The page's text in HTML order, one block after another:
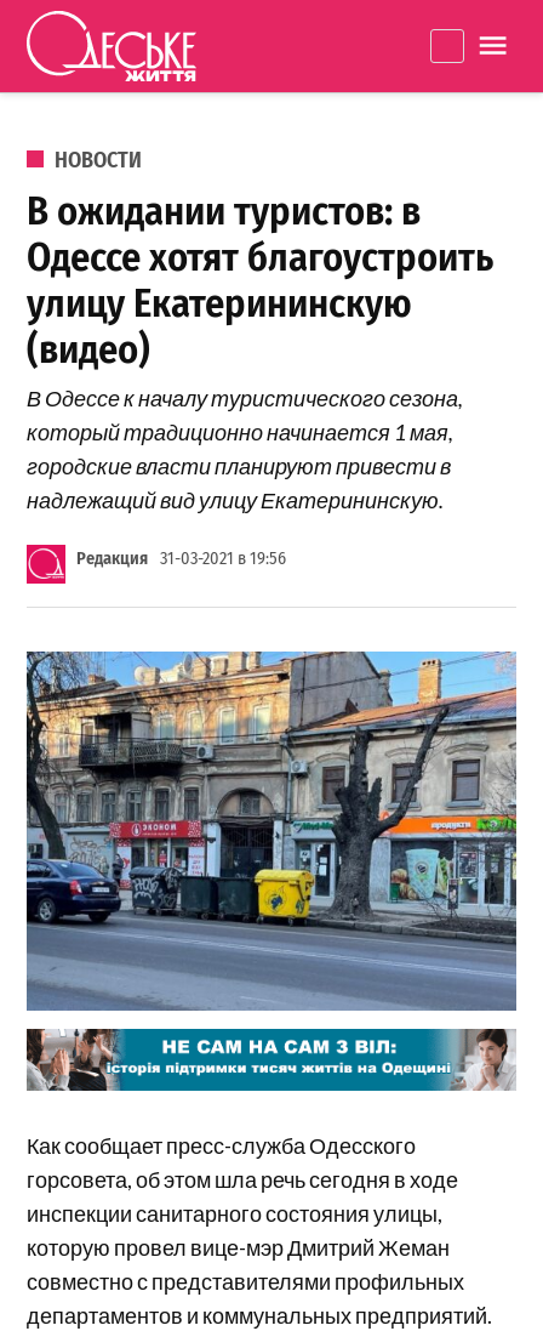
Перейти к содержанию
життя
ОПУБЛИКОВАНО В
НОВОСТИ
В ожидании туристов: в
Одессе хотят благоустроить
улицу Екатерининскую
(видео)
В Одессе к началу туристического сезона,
который традиционно начинается 1 мая,
городские власти планируют привести в
надлежащий вид улицу Екатерининскую.
Редакция 31-03-2021 в 19:56
Как сообщает пресс-служба Одесского
горсовета, об этом шла речь сегодня в ходе
инспекции санитарного состояния улицы,
которую провел вице-мэр Дмитрий Жеман
совместно с представителями профильных
департаментов и коммунальных предприятий.